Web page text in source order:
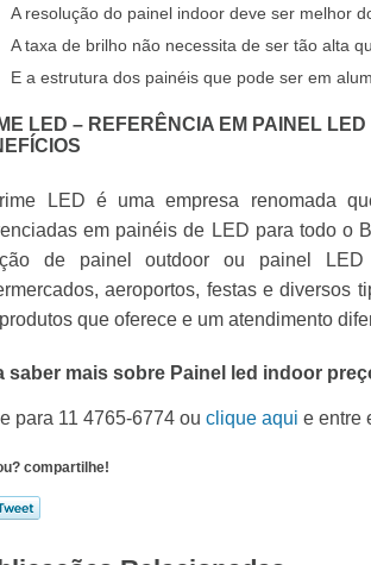
A resolução do painel indoor deve ser melhor
A taxa de brilho não necessita de ser tão alta
E a estrutura dos painéis que pode ser em
LED – REFERÊNCIA EM PAINEL
LED é uma empresa renomada
em painéis de LED para todo o
de painel outdoor ou painel
aeroportos, festas e diversos
que oferece e um atendimento
saber mais sobre Painel led indoor
para 11 4765-6774 ou clique aqui e entre
compartilhe!